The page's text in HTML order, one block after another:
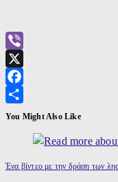
Viber
X
Facebook
Μοιραστείτε
You Might Also Like
Ένα βίντεο με την δράση των